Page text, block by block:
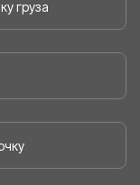
груза